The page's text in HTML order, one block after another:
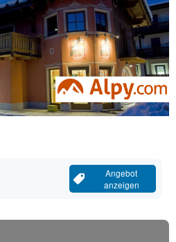
Angebot
anzeigen